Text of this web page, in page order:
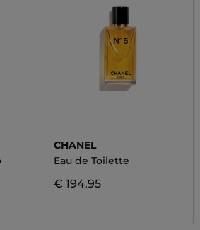
CHANEL
Eau de Toilette
€ 194,95